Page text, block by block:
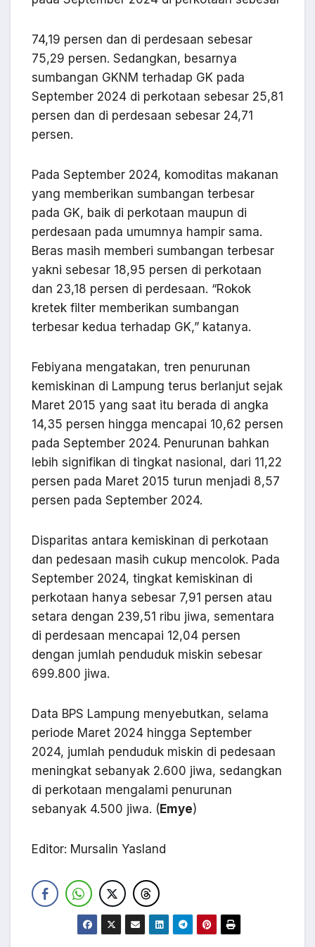
74,19 persen dan di perdesaan sebesar
75,29 persen. Sedangkan, besarnya
sumbangan GKNM terhadap GK pada
September 2024 di perkotaan sebesar 25,81
persen dan di perdesaan sebesar 24,71
persen.
Pada September 2024, komoditas makanan
yang memberikan sumbangan terbesar
pada GK, baik di perkotaan maupun di
perdesaan pada umumnya hampir sama.
Beras masih memberi sumbangan terbesar
yakni sebesar 18,95 persen di perkotaan
dan 23,18 persen di perdesaan. “Rokok
kretek filter memberikan sumbangan
terbesar kedua terhadap GK,” katanya.
Febiyana mengatakan, tren penurunan
kemiskinan di Lampung terus berlanjut sejak
Maret 2015 yang saat itu berada di angka
14,35 persen hingga mencapai 10,62 persen
pada September 2024. Penurunan bahkan
lebih signifikan di tingkat nasional, dari 11,22
persen pada Maret 2015 turun menjadi 8,57
persen pada September 2024.
Disparitas antara kemiskinan di perkotaan
dan pedesaan masih cukup mencolok. Pada
September 2024, tingkat kemiskinan di
perkotaan hanya sebesar 7,91 persen atau
setara dengan 239,51 ribu jiwa, sementara
di perdesaan mencapai 12,04 persen
dengan jumlah penduduk miskin sebesar
699.800 jiwa.
Data BPS Lampung menyebutkan, selama
periode Maret 2024 hingga September
2024, jumlah penduduk miskin di pedesaan
meningkat sebanyak 2.600 jiwa, sedangkan
di perkotaan mengalami penurunan
sebanyak 4.500 jiwa. (Emye)
Editor: Mursalin Yasland